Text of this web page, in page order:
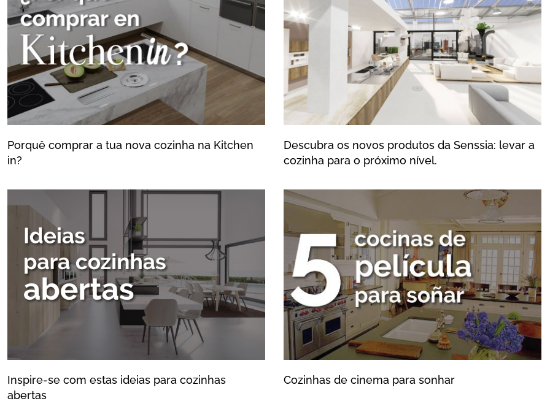
Porquê comprar a tua nova cozinha na Kitchen
in?
Descubra os novos produtos da Senssia: levar a
cozinha para o próximo nível.
Inspire-se com estas ideias para cozinhas
abertas
Cozinhas de cinema para sonhar